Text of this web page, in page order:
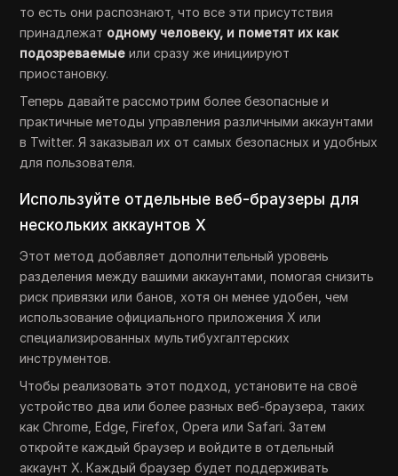
то есть они распознают, что все эти присутствия
принадлежат одному человеку, и пометят их как
подозреваемые или сразу же инициируют
приостановку.
Теперь давайте рассмотрим более безопасные и
практичные методы управления различными аккаунтами
в Twitter. Я заказывал их от самых безопасных и удобных
для пользователя.
Используйте отдельные веб-браузеры для
нескольких аккаунтов X
Этот метод добавляет дополнительный уровень
разделения между вашими аккаунтами, помогая снизить
риск привязки или банов, хотя он менее удобен, чем
использование официального приложения X или
специализированных мультибухгалтерских
инструментов.
Чтобы реализовать этот подход, установите на своё
устройство два или более разных веб-браузера, таких
как Chrome, Edge, Firefox, Opera или Safari. Затем
откройте каждый браузер и войдите в отдельный
аккаунт X. Каждый браузер будет поддерживать